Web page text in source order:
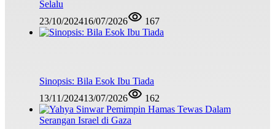
Selalu
23/10/202416/07/2026 167
Sinopsis: Bila Esok Ibu Tiada
13/11/202413/07/2026 162